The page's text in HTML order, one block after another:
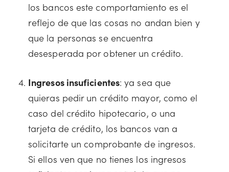
los bancos este comportamiento es el
reflejo de que las cosas no andan bien y
que la personas se encuentra
desesperada por obtener un crédito.
Ingresos insuficientes: ya sea que
quieras pedir un crédito mayor, como el
caso del crédito hipotecario, o una
tarjeta de crédito, los bancos van a
solicitarte un comprobante de ingresos.
Si ellos ven que no tienes los ingresos